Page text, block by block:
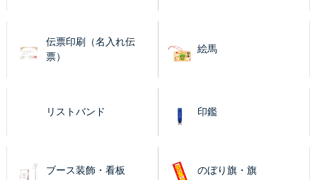
伝票印刷（名入れ伝
票）
絵馬
リストバンド 印鑑
ブース装飾・看板 のぼり旗・旗